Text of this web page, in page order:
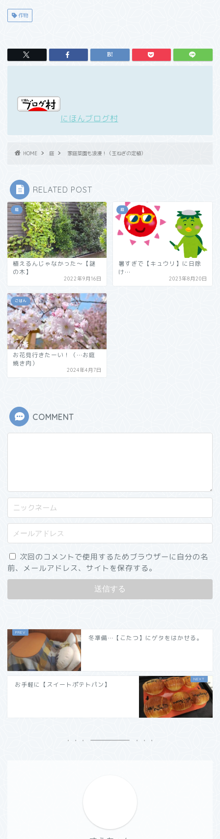
作物
にほんブログ村
HOME 庭 家庭菜園も浪漫！（玉ねぎの定植）
RELATED POST
庭
植えるんじゃなかった～【謎
の木】
2022年9月16日
庭
暑すぎで【キュウリ】に日除
け…
2023年8月20日
ごはん
お花見行きたーい！（…お庭
焼き肉）
2024年4月7日
COMMENT
次回のコメントで使用するためブラウザーに自分の名
前、メールアドレス、サイトを保存する。
冬準備…【こたつ】にゲタをはかせる。
お手軽に【スイートポテトパン】